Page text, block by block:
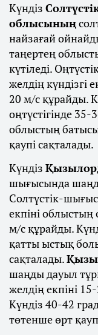
Күндіз
облысының
найзағай
таңертең
күтіледі.
желдің күндізгі
20 м/с құрайды.
оңтүстігінде
облыстың
қаупі сақталады.
Күндіз
шығысында
Солтүстік-
екпіні
м/с құрайды.
қатты ыстық
сақталады.
шаңды дауыл
желдің екпіні
Күндіз 40-42
төтенше өрт